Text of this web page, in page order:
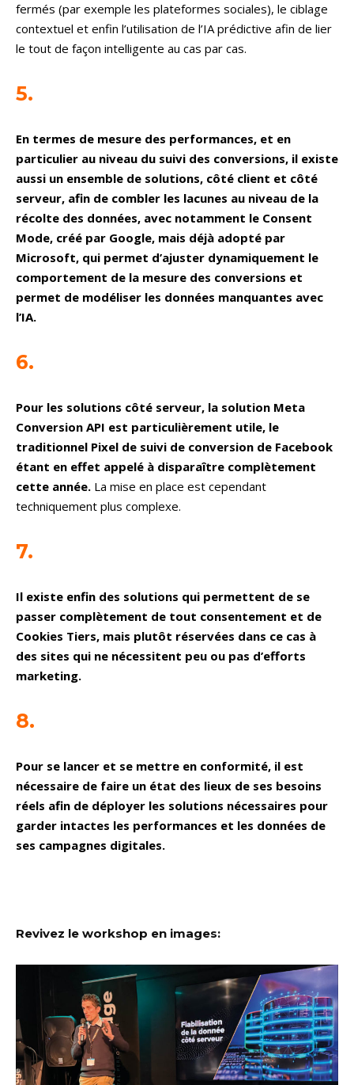
fermés (par exemple les plateformes sociales), le ciblage
contextuel et enfin l’utilisation de l’IA prédictive afin de lier
le tout de façon intelligente au cas par cas.
5.
En termes de mesure des performances, et en
particulier au niveau du suivi des conversions, il existe
aussi un ensemble de solutions, côté client et côté
serveur, afin de combler les lacunes au niveau de la
récolte des données, avec notamment le Consent
Mode, créé par Google, mais déjà adopté par
Microsoft, qui permet d’ajuster dynamiquement le
comportement de la mesure des conversions et
permet de modéliser les données manquantes avec
l’IA.
6.
Pour les solutions côté serveur, la solution Meta
Conversion API est particulièrement utile, le
traditionnel Pixel de suivi de conversion de Facebook
étant en effet appelé à disparaître complètement
cette année. La mise en place est cependant
techniquement plus complexe.
7.
Il existe enfin des solutions qui permettent de se
passer complètement de tout consentement et de
Cookies Tiers, mais plutôt réservées dans ce cas à
des sites qui ne nécessitent peu ou pas d’efforts
marketing.
8.
Pour se lancer et se mettre en conformité, il est
nécessaire de faire un état des lieux de ses besoins
réels afin de déployer les solutions nécessaires pour
garder intactes les performances et les données de
ses campagnes digitales.
Revivez le workshop en images: